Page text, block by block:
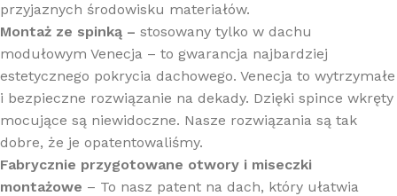
przyjaznych środowisku materiałów.
Montaż ze spinką – stosowany tylko w dachu
modułowym Venecja – to gwarancja najbardziej
estetycznego pokrycia dachowego. Venecja to wytrzymałe
i bezpieczne rozwiązanie na dekady. Dzięki spince wkręty
mocujące są niewidoczne. Nasze rozwiązania są tak
dobre, że je opatentowaliśmy.
Fabrycznie przygotowane otwory i miseczki
montażowe – To nasz patent na dach, który ułatwia